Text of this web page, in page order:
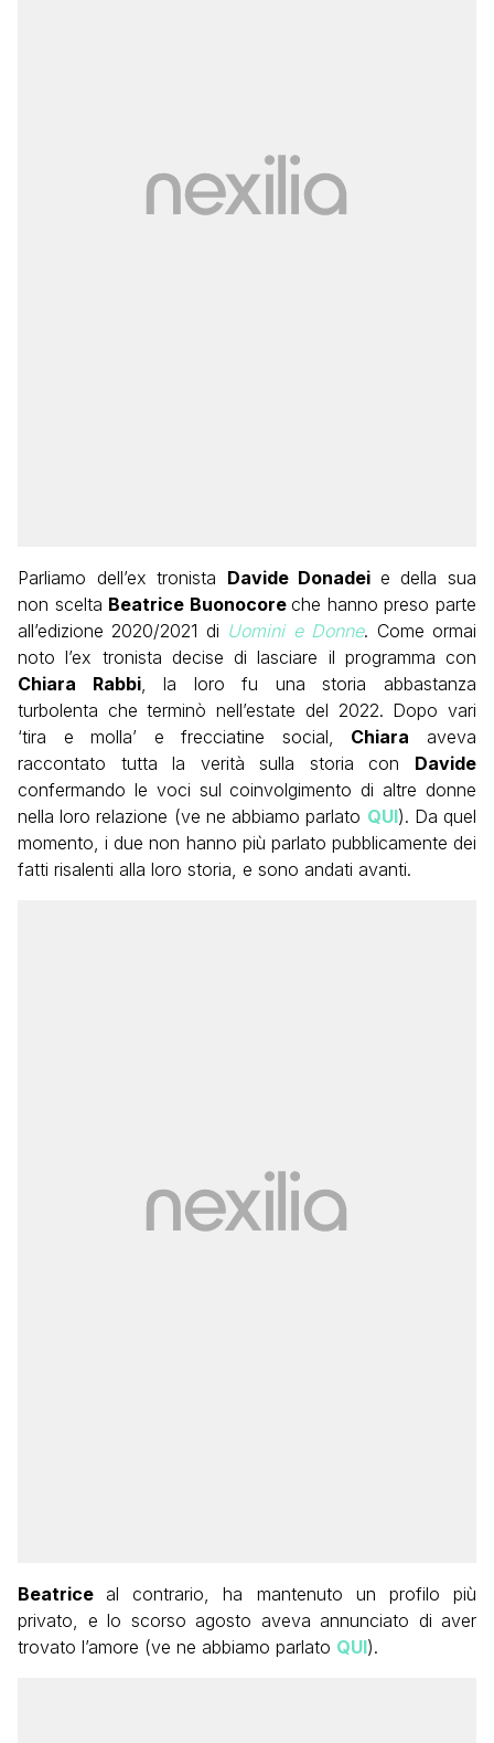
Parliamo dell’ex tronista Davide Donadei e della sua
non scelta Beatrice Buonocoreche hanno preso parte
all’edizione 2020/2021 di Uomini e Donne. Come ormai
noto l’ex tronista decise di lasciare il programma con
Chiara Rabbi, la loro fu una storia abbastanza
turbolenta che terminò nell’estate del 2022. Dopo vari
‘tira e molla’ e frecciatine social, Chiara aveva
raccontato tutta la verità sulla storia con Davide
confermando le voci sul coinvolgimento di altre donne
nella loro relazione (ve ne abbiamo parlato QUI). Da quel
momento, i due non hanno più parlato pubblicamente dei
fatti risalenti alla loro storia, e sono andati avanti.
Beatrice al contrario, ha mantenuto un profilo più
privato, e lo scorso agosto aveva annunciato di aver
trovato l’amore (ve ne abbiamo parlato QUI).